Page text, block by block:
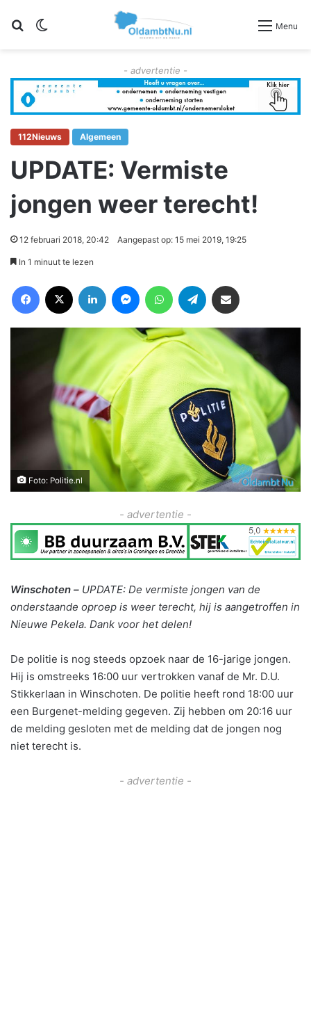
Zoeken Menu
- advertentie -
112Nieuws Algemeen
UPDATE: Vermiste
jongen weer terecht!
12 februari 2018, 20:42 Aangepast op: 15 mei 2019, 19:25
In 1 minuut te lezen
Foto: Politie.nl
- advertentie -
Winschoten – UPDATE: De vermiste jongen van de
onderstaande oproep is weer terecht, hij is aangetroffen in
Nieuwe Pekela. Dank voor het delen!
De politie is nog steeds opzoek naar de 16-jarige jongen.
Hij is omstreeks 16:00 uur vertrokken vanaf de Mr. D.U.
Stikkerlaan in Winschoten. De politie heeft rond 18:00 uur
een Burgenet-melding gegeven. Zij hebben om 20:16 uur
de melding gesloten met de melding dat de jongen nog
niet terecht is.
- advertentie -